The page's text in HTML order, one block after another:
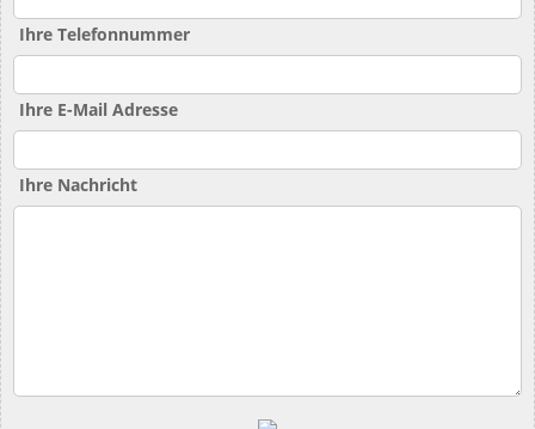
Ihre Telefonnummer
Ihre E-Mail Adresse
Ihre Nachricht